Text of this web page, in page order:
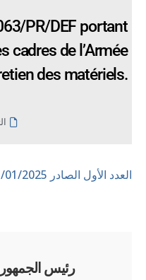
PR/DEF portant
cadres de l’Armée
des matériels.
العدد الأول الصادر 15/01/2025
رئيس